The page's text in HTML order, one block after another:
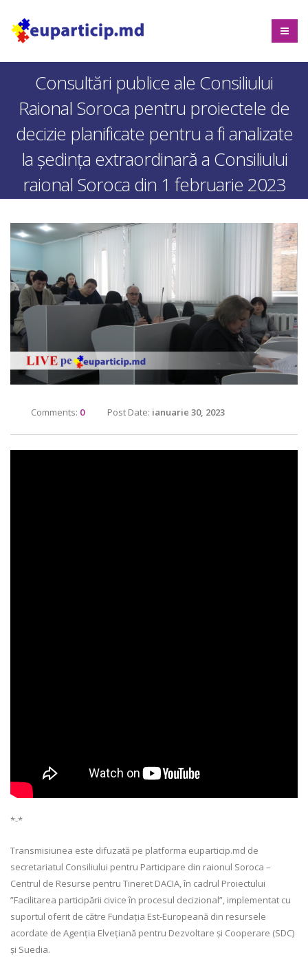
Consultări publice ale Consiliului
Raional Soroca pentru proiectele de
decizie planificate pentru a fi analizate
la ședința extraordinară a Consiliului
raional Soroca din 1 februarie 2023
Comments: 0 Post Date: ianuarie 30, 2023
*-*
Transmisiunea este difuzată pe platforma euparticip.md de
secretariatul Consiliului pentru Participare din raionul Soroca –
Centrul de Resurse pentru Tineret DACIA, în cadrul Proiectului
”Facilitarea participării civice în procesul decizional”, implementat cu
suportul oferit de către Fundația Est-Europeană din resursele
acordate de Agenția Elvețiană pentru Dezvoltare și Cooperare (SDC)
și Suedia.